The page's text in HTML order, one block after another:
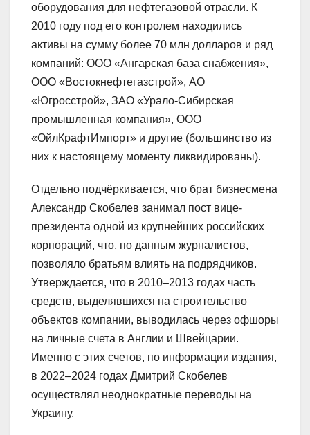
оборудования для нефтегазовой отрасли. К
2010 году под его контролем находились
активы на сумму более 70 млн долларов и ряд
компаний: ООО «Ангарская база снабжения»,
ООО «Востокнефтегазстрой», АО
«Югросстрой», ЗАО «Урало-Сибирская
промышленная компания», ООО
«ОйлКрафтИмпорт» и другие (большинство из
них к настоящему моменту ликвидированы).
Отдельно подчёркивается, что брат бизнесмена
Александр Скобелев занимал пост вице-
президента одной из крупнейших российских
корпораций, что, по данным журналистов,
позволяло братьям влиять на подрядчиков.
Утверждается, что в 2010–2013 годах часть
средств, выделявшихся на строительство
объектов компании, выводилась через офшоры
на личные счета в Англии и Швейцарии.
Именно с этих счетов, по информации издания,
в 2022–2024 годах Дмитрий Скобелев
осуществлял неоднократные переводы на
Украину.